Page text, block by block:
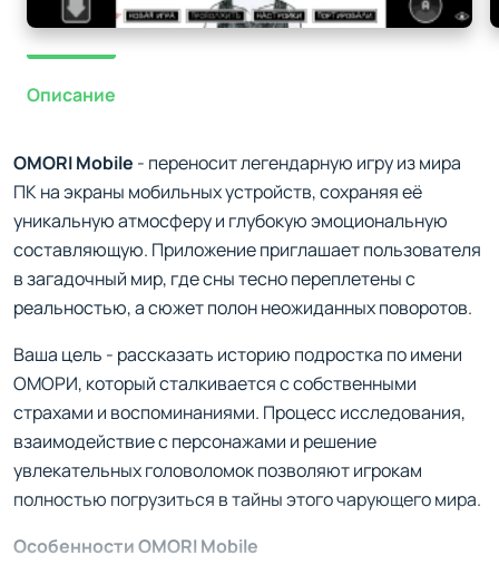
Описание
OMORI Mobile - переносит легендарную игру из мира
ПК на экраны мобильных устройств, сохраняя её
уникальную атмосферу и глубокую эмоциональную
составляющую. Приложение приглашает пользователя
в загадочный мир, где сны тесно переплетены с
реальностью, а сюжет полон неожиданных поворотов.
Ваша цель - рассказать историю подростка по имени
ОМОРИ, который сталкивается с собственными
страхами и воспоминаниями. Процесс исследования,
взаимодействие с персонажами и решение
увлекательных головоломок позволяют игрокам
полностью погрузиться в тайны этого чарующего мира.
Особенности OMORI Mobile